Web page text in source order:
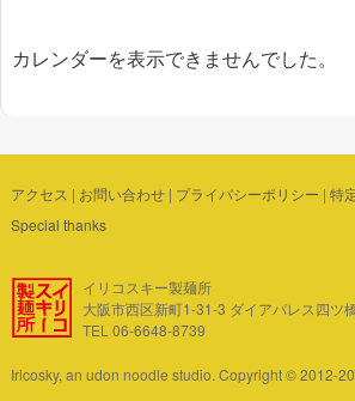
カレンダーを表示できませんでした。
アクセス | お問い合わせ| プライバシーポリシー | 特
Special thanks
イリコスキー製麺所
大阪市西区新町1-31-3 ダイアパレス四ツ
TEL 06-6648-8739
Iricosky, an udon noodle studio. Copyright © 2012-